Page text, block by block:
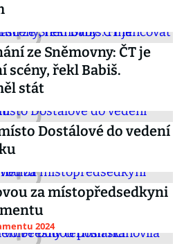
ze Sněmovny: ČT je
scény, řekl Babiš.
stát
Dostálové do vedení
za místopředsedkyni
2024